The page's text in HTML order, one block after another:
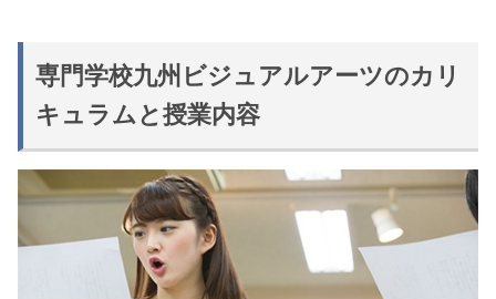
専門学校九州ビジュアルアーツのカリ
キュラムと授業内容